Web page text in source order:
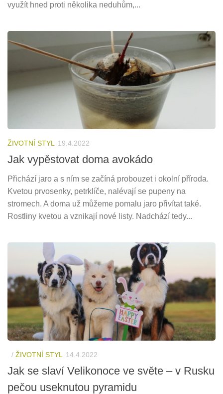
využít hned proti několika neduhům,...
ŽIVOTNÍ STYL 19.4.2022
Jak vypěstovat doma avokádo
Přichází jaro a s ním se začíná probouzet i okolní příroda.
Kvetou prvosenky, petrklíče, nalévají se pupeny na
stromech. A doma už můžeme pomalu jaro přivítat také.
Rostliny kvetou a vznikají nové listy. Nadchází tedy...
/ ŽIVOTNÍ STYL 14.4.2022
Jak se slaví Velikonoce ve světe – v Rusku
pečou useknutou pyramidu